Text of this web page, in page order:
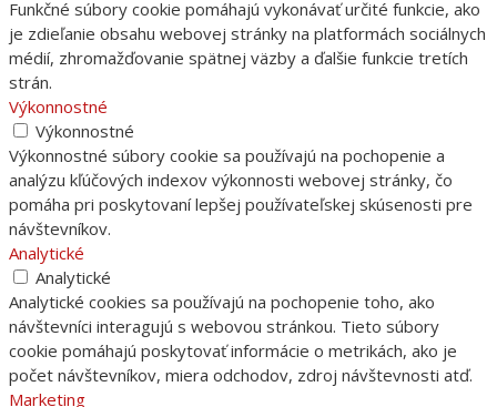
Funkčné súbory cookie pomáhajú vykonávať určité funkcie, ako
je zdieľanie obsahu webovej stránky na platformách sociálnych
médií, zhromažďovanie spätnej väzby a ďalšie funkcie tretích
strán.
Výkonnostné
Výkonnostné
Výkonnostné súbory cookie sa používajú na pochopenie a
analýzu kľúčových indexov výkonnosti webovej stránky, čo
pomáha pri poskytovaní lepšej používateľskej skúsenosti pre
návštevníkov.
Analytické
Analytické
Analytické cookies sa používajú na pochopenie toho, ako
návštevníci interagujú s webovou stránkou. Tieto súbory
cookie pomáhajú poskytovať informácie o metrikách, ako je
počet návštevníkov, miera odchodov, zdroj návštevnosti atď.
Marketing